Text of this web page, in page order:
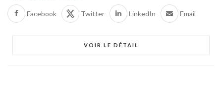
Facebook Twitter LinkedIn Email
VOIR LE DÉTAIL